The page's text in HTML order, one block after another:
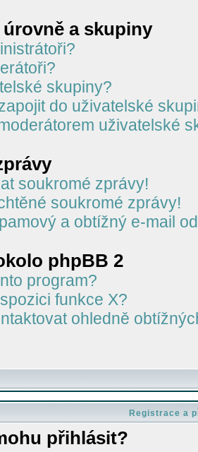
a skupiny
skupiny?
do uživatelské
uživatelské
soukromé zprávy!
soukromé zprávy!
a obtížný e-mail
phpBB 2
program?
funkce X?
ohledně
Registrace a
přihlásit?